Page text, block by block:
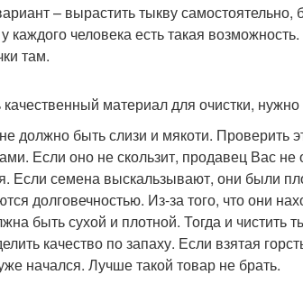
– вырастить тыкву самостоятельно,
каждого человека есть такая
там.
материал для очистки,
должно быть слизи и мякоти.
Если оно не скользит, продавец Вас
Если семена выскальзывают, они были
долговечностью. Из-за того, что они
быть сухой и плотной. Тогда и чистить
качество по запаху. Если взятая
начался. Лучше такой товар не брать.